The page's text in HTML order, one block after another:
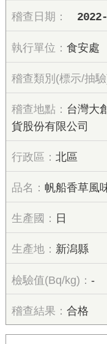
食安處
台灣大
貨股份有限公司
北區
帆船香草風
日
新潟縣
-
合格